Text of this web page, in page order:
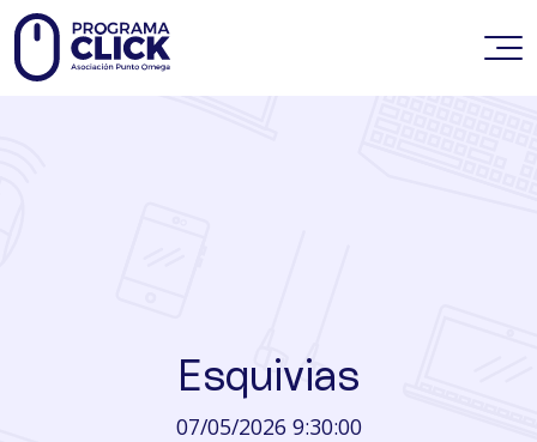
Esquivias
07/05/2026 9:30:00